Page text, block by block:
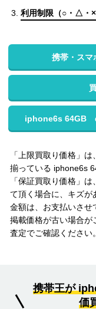
利用制限（○・△・
携帯・スマ
iphone6s 64GB
「上限買取り価格」
揃っている iphone6s
「保証買取り価格」
て頂く場合に、キズが
金額は、お支払いさせ
掲載価格が古い場合が
査定でご確認ください。
携帯王が
価